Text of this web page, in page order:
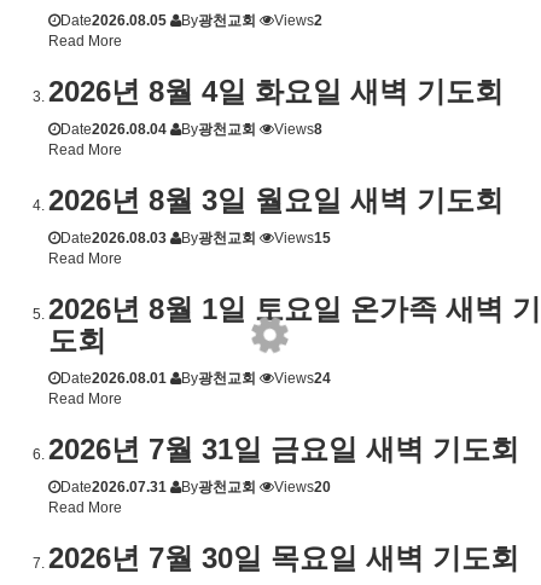
Date2026.08.05 By광천교회 Views2
Read More
2026년 8월 4일 화요일 새벽 기도회
Date2026.08.04 By광천교회 Views8
Read More
2026년 8월 3일 월요일 새벽 기도회
Date2026.08.03 By광천교회 Views15
Read More
2026년 8월 1일 토요일 온가족 새벽 기
도회
Date2026.08.01 By광천교회 Views24
Read More
2026년 7월 31일 금요일 새벽 기도회
Date2026.07.31 By광천교회 Views20
Read More
2026년 7월 30일 목요일 새벽 기도회